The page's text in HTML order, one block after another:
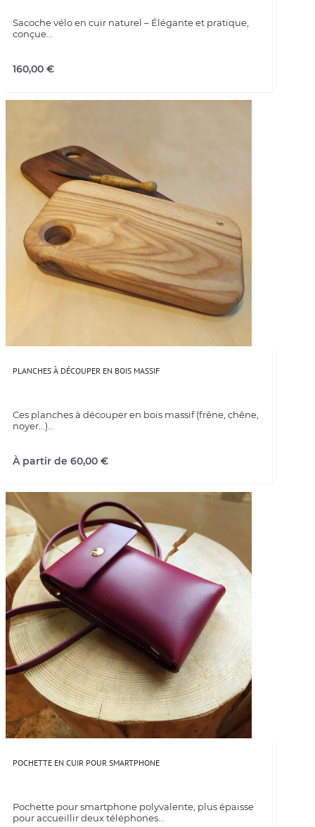
Sacoche vélo en cuir naturel – Élégante et pratique,
conçue...
160,00 €
PLANCHES À DÉCOUPER EN BOIS MASSIF
Ces planches à découper en bois massif (frêne, chêne,
noyer...)...
À partir de 60,00 €
POCHETTE EN CUIR POUR SMARTPHONE
Pochette pour smartphone polyvalente, plus épaisse
pour accueillir deux téléphones...